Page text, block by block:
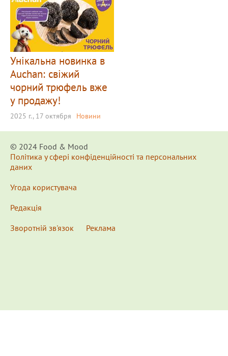
Унікальна новинка в
Auchan: свіжий
чорний трюфель вже
у продажу!
2025 г., 17 октября Новини
© 2024 Food & Мood
Політика у сфері конфіденційності та персональних
даних
Угода користувача
Редакція
Зворотній зв'язок
Реклама